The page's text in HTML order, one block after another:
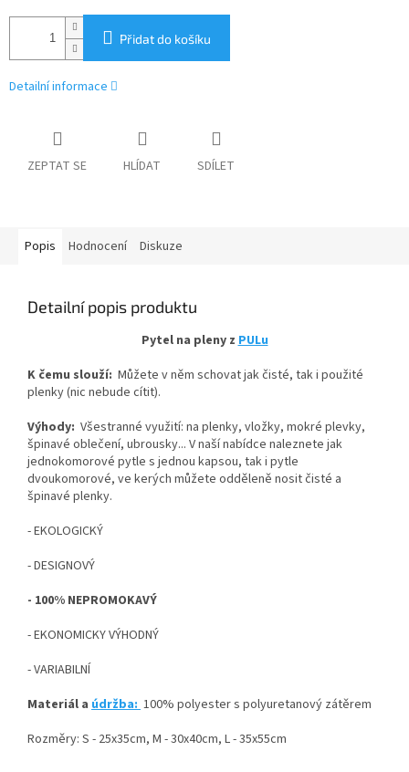
Přidat do košíku
Detailní informace
ZEPTAT SE HLÍDAT SDÍLET
Popis Hodnocení Diskuze
Detailní popis produktu
Pytel na pleny zPULu
K čemu slouží: Můžete v něm schovat jak čisté, tak i použité
plenky (nic nebude cítit).
Výhody: Všestranné využití: na plenky, vložky, mokré plevky,
špinavé oblečení, ubrousky... V naší nabídce naleznete jak
jednokomorové pytle s jednou kapsou, tak i pytle
dvoukomorové, ve kerých můžete odděleně nosit čisté a
špinavé plenky.
- EKOLOGICKÝ
- DESIGNOVÝ
- 100% NEPROMOKAVÝ
- EKONOMICKY VÝHODNÝ
- VARIABILNÍ
Materiál a údržba:100% polyester s polyuretanový zátěrem
Rozměry: S - 25x35cm, M - 30x40cm, L - 35x55cm